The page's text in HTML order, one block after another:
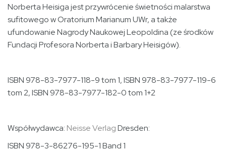
Norberta Heisiga jest przywrócenie świetności malarstwa
sufitowego w Oratorium Marianum UWr, a także
ufundowanie Nagrody Naukowej Leopoldina (ze środków
Fundacji Profesora Norberta i Barbary Heisigów).
ISBN 978-83-7977-118-9 tom 1, ISBN 978-83-7977-119-6
tom 2, ISBN 978-83-7977-182-0 tom 1+2
Współwydawca: Neisse VerlagDresden:
ISBN 978-3-86276-195-1 Band 1